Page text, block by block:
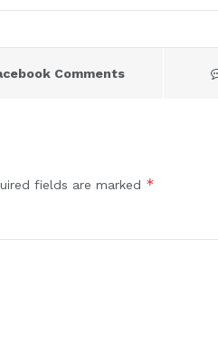
Comments
fields are marked *